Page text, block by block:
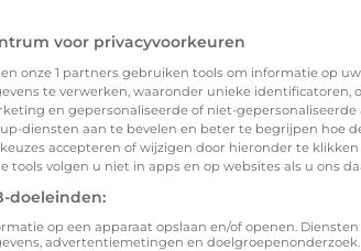
Hoe kan dat?
zowel mannen als vrouwen zoeken?
op jouw vraag?
voor privacyvoorkeuren
onze 1 partners gebruiken tools om informatie op
te verwerken, waaronder unieke identificatoren,
en gepersonaliseerde of niet-
diensten aan te bevelen en beter te begrijpen hoe
accepteren of wijzigen door hieronder te
tools volgen u niet in apps en op websites als u ons
doeleinden:
op een apparaat opslaan en/of openen.
advertentiemetingen en doelgroepenonderzoek.